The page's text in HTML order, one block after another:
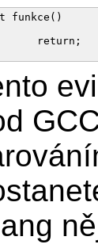
funkce()
return;